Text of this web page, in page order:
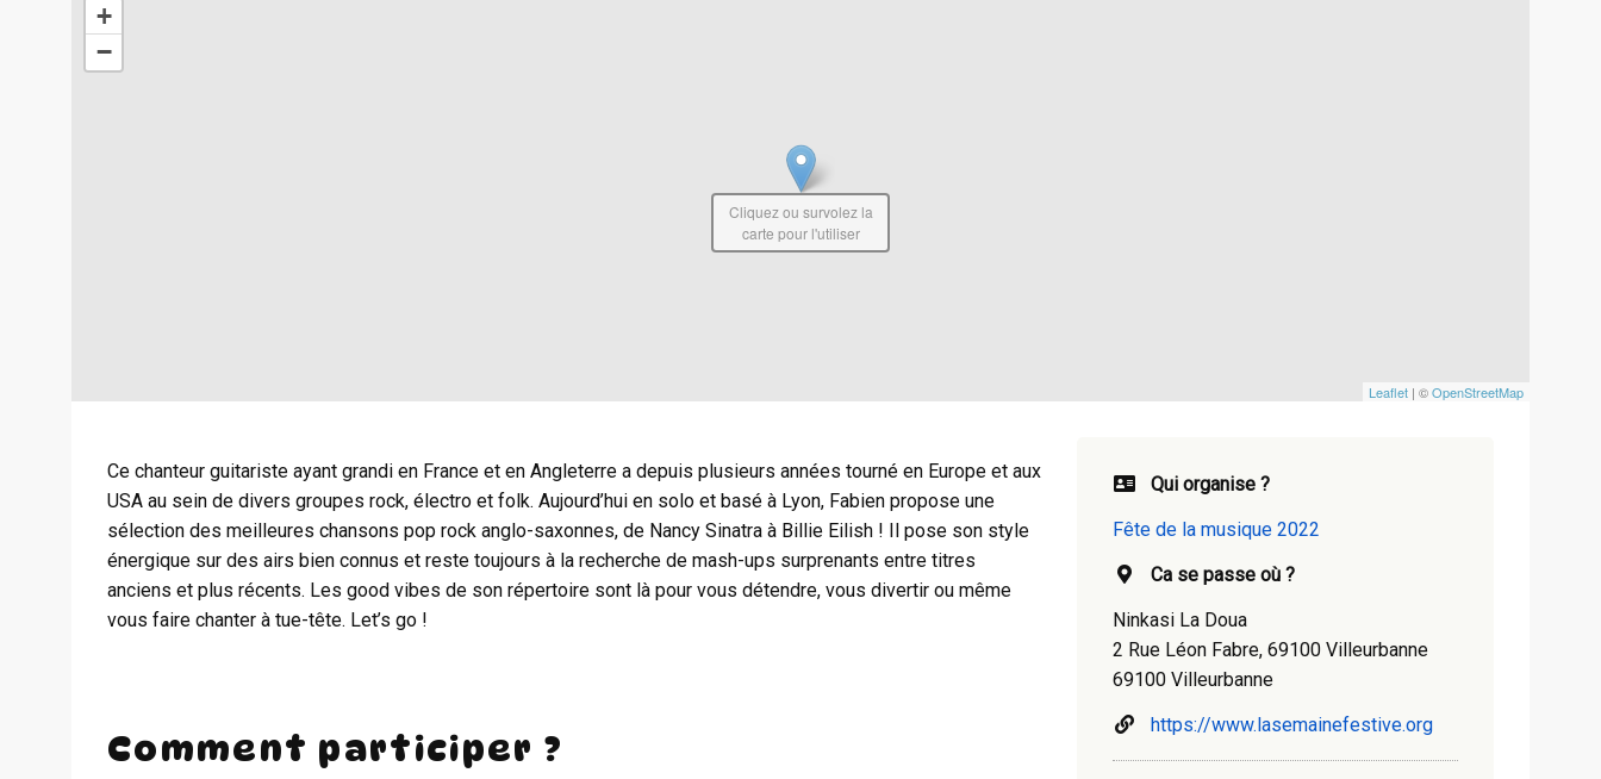
+
−
Leaflet | ©OpenStreetMap
Cliquez ou survolez la
carte pour l'utiliser
Ce chanteur guitariste ayant grandi en France et en Angleterre a depuis plusieurs années tourné en Europe et aux
USA au sein de divers groupes rock, électro et folk. Aujourd’hui en solo et basé à Lyon, Fabien propose une
sélection des meilleures chansons pop rock anglo-saxonnes, de Nancy Sinatra à Billie Eilish ! Il pose son style
énergique sur des airs bien connus et reste toujours à la recherche de mash-ups surprenants entre titres
anciens et plus récents. Les good vibes de son répertoire sont là pour vous détendre, vous divertir ou même
vous faire chanter à tue-tête. Let’s go !
Comment participer ?
Qui organise ?
Fête de la musique 2022
Ca se passe où ?
Ninkasi La Doua
2 Rue Léon Fabre, 69100 Villeurbanne
69100 Villeurbanne
https://www.lasemainefestive.org